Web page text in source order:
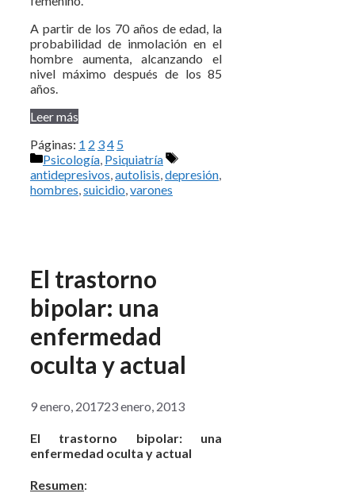
A partir de los 70 años de edad, la
probabilidad de inmolación en el
hombre aumenta, alcanzando el
nivel máximo después de los 85
años.
Leer más
Páginas: 1 2 34 5
Categorías
Psicología, Psiquiatría
Etiquetas
antidepresivos,autolisis,depresión,
hombres,suicidio,varones
El trastorno
bipolar: una
enfermedad
oculta y actual
9 enero, 201723 enero, 2013
El trastorno bipolar: una
enfermedad oculta y actual
Resumen: